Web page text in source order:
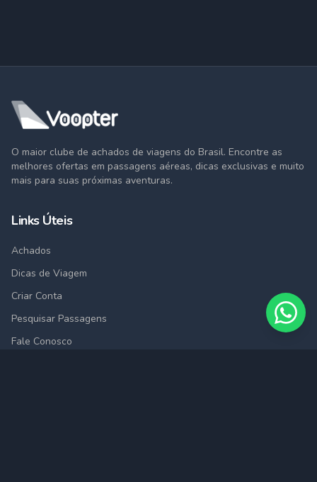
O maior clube de achados de viagens do Brasil. Encontre as
melhores ofertas em passagens aéreas, dicas exclusivas e muito
mais para suas próximas aventuras.
Links Úteis
Achados
Dicas de Viagem
Criar Conta
Pesquisar Passagens
Fale Conosco